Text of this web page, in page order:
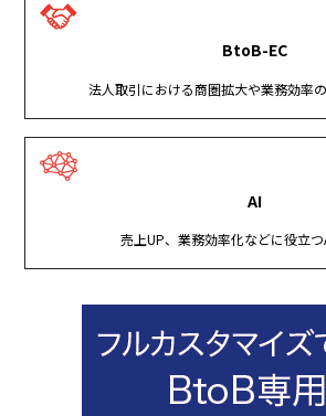
BtoB-EC
法人取引における商圏拡大や業務効率
AI
売上UP、業務効率化などに役立つ